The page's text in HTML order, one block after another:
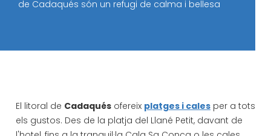
de Cadaqués són un refugi de calma i bellesa
El litoral de Cadaqués ofereix platges i cales per a tots
els gustos. Des de la platja del Llané Petit, davant de